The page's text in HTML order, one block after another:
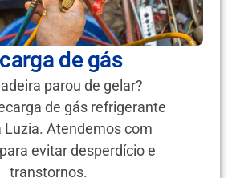
de gás
parou de gelar?
de gás refrigerante
Luzia. Atendemos com
evitar desperdício e
transtornos.